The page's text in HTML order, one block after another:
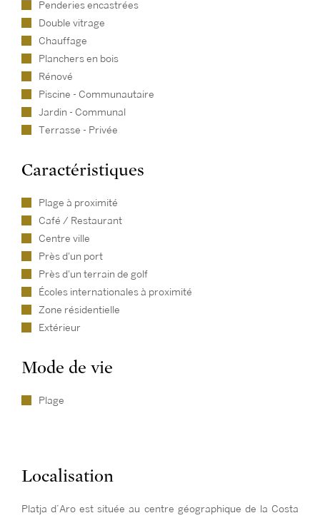
Penderies encastrées
Double vitrage
Chauffage
Planchers en bois
Rénové
Piscine - Communautaire
Jardin - Communal
Terrasse - Privée
Caractéristiques
Plage à proximité
Café / Restaurant
Centre ville
Près d'un port
Près d'un terrain de golf
Écoles internationales à proximité
Zone résidentielle
Extérieur
Mode de vie
Plage
Localisation
Platja d’Aro est située au centre géographique de la Costa